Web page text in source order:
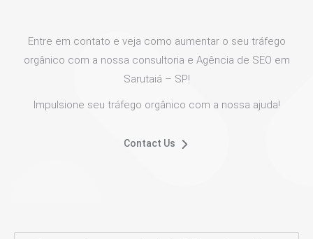
Entre em contato e veja como aumentar o seu tráfego
orgânico com a nossa consultoria e Agência de SEO em
Sarutaiá – SP!
Impulsione seu tráfego orgânico com a nossa ajuda!
Contact Us